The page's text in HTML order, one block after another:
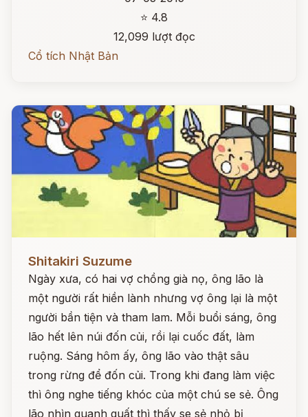
⭐ 4.8
12,099 lượt đọc
Cổ tích Nhật Bản
Shitakiri Suzume
Ngày xưa, có hai vợ chồng già nọ, ông lão là
một người rất hiền lành nhưng vợ ông lại là một
người bần tiện và tham lam. Mỗi buổi sáng, ông
lão hết lên núi đốn củi, rồi lại cuốc đất, làm
ruộng. Sáng hôm ấy, ông lão vào thật sâu
trong rừng để đốn củi. Trong khi đang làm việc
thì ông nghe tiếng khóc của một chú se sẻ. Ông
lão nhìn quanh quất thì thấy se sẻ nhỏ bị